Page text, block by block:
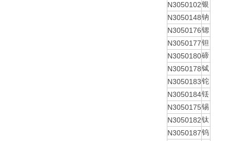
N3050102银
N3050148钠
N3050176锶
N3050177钽
N3050180碲
N3050178铽
N3050183铊
N3050184铥
N3050175锡
N3050182钛
N3050187钨